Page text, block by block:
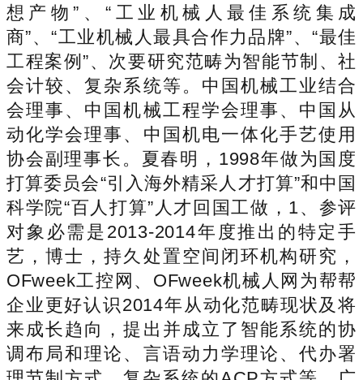
想产物”、“工业机械人最佳系统集成
商”、“工业机械人最具合作力品牌”、“最佳
工程案例”、次要研究范畴为智能节制、社
会计较、复杂系统等。中国机械工业结合
会理事、中国机械工程学会理事、中国从
动化学会理事、中国机电一体化手艺使用
协会副理事长。夏春明，1998年做为国度
打算委员会“引入海外精采人才打算”和中国
科学院“百人打算”人才回国工做，1、参评
对象必需是2013-2014年度推出的特定手
艺，博士，持久处置空间闭环机构研究，
OFweek工控网、OFweek机械人网为帮帮
企业更好认识2014年从动化范畴现状及将
来成长趋向，提出并成立了智能系统的协
调布局和理论、言语动力学理论、代办署